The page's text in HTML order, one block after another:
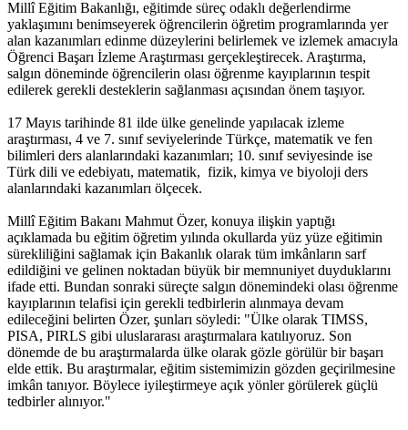
Millî Eğitim Bakanlığı, eğitimde süreç odaklı değerlendirme
yaklaşımını benimseyerek öğrencilerin öğretim programlarında yer
alan kazanımları edinme düzeylerini belirlemek ve izlemek amacıyla
Öğrenci Başarı İzleme Araştırması gerçekleştirecek. Araştırma,
salgın döneminde öğrencilerin olası öğrenme kayıplarının tespit
edilerek gerekli desteklerin sağlanması açısından önem taşıyor.
17 Mayıs tarihinde 81 ilde ülke genelinde yapılacak izleme
araştırması, 4 ve 7. sınıf seviyelerinde Türkçe, matematik ve fen
bilimleri ders alanlarındaki kazanımları; 10. sınıf seviyesinde ise
Türk dili ve edebiyatı, matematik, fizik, kimya ve biyoloji ders
alanlarındaki kazanımları ölçecek.
Millî Eğitim Bakanı Mahmut Özer, konuya ilişkin yaptığı
açıklamada bu eğitim öğretim yılında okullarda yüz yüze eğitimin
sürekliliğini sağlamak için Bakanlık olarak tüm imkânların sarf
edildiğini ve gelinen noktadan büyük bir memnuniyet duyduklarını
ifade etti. Bundan sonraki süreçte salgın dönemindeki olası öğrenme
kayıplarının telafisi için gerekli tedbirlerin alınmaya devam
edileceğini belirten Özer, şunları söyledi: "Ülke olarak TIMSS,
PISA, PIRLS gibi uluslararası araştırmalara katılıyoruz. Son
dönemde de bu araştırmalarda ülke olarak gözle görülür bir başarı
elde ettik. Bu araştırmalar, eğitim sistemimizin gözden geçirilmesine
imkân tanıyor. Böylece iyileştirmeye açık yönler görülerek güçlü
tedbirler alınıyor."